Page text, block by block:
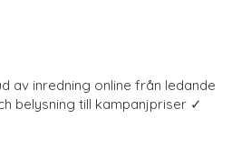
av inredning online från ledande
belysning till kampanjpriser ✓